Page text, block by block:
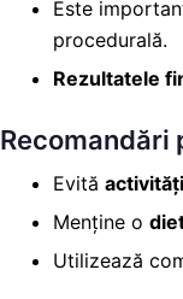
Este
procedurală.
Rezultatele
Evită
Menține o
Utilizează